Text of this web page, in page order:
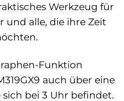
Werkzeug für
und alle, die ihre Zeit
Funktion
auch über eine
bei 3 Uhr befindet.